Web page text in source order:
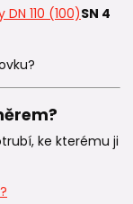
110 (100)SN 4
ke kterému ji